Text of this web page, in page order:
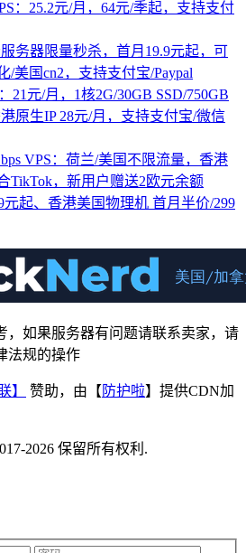
：25.2元/月，64元/季起，支持支付
务器限量秒杀，首月19.9元起，可
/美国cn2，支持支付宝/Paypal
21元/月，1核2G/30GB SSD/750GB
原生IP 28元/月，支持支付宝/微信
VPS：荷兰/美国不限流量，香港
TikTok，新用户赠送2欧元余额
元起、香港美国物理机 首月半价/299
，如果服务器有问题请联系卖家，请
法规的操作
】 赞助，由【 防护啦】提供CDN加
2026 保留所有权利.